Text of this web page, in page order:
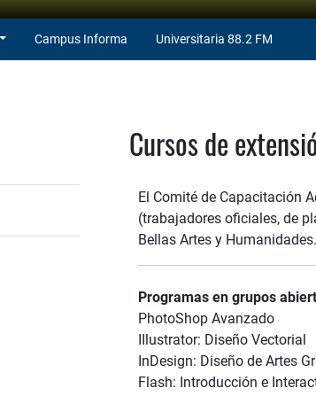
Campus Informa Universitaria 88.2 FM
Cursos de
El Comité de Capacitación
(trabajadores oficiales, de
Bellas Artes y Humanidades.
Programas en grupos
PhotoShop Avanzado
IIlustrator: Diseño Vectorial
InDesign: Diseño de Artes
Flash: Introducción e